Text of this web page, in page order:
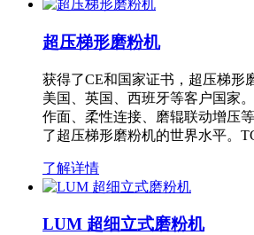
超压梯形磨粉机
获得了CE和国家证书，超压梯形
美国、英国、西班牙等客户国家
作面、柔性连接、磨辊联动增压
了超压梯形磨粉机的世界水平。
了解详情
LUM 超细立式磨粉机